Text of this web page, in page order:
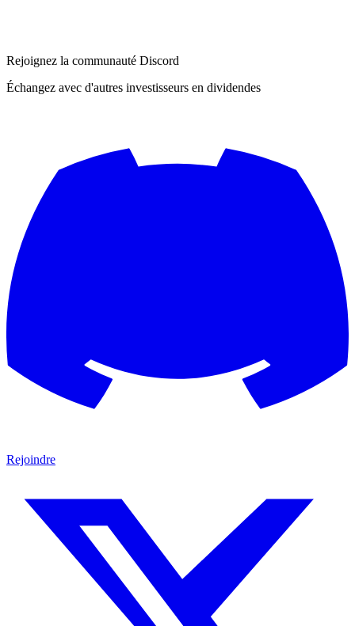
Rejoignez la communauté Discord
Échangez avec d'autres investisseurs en dividendes
Rejoindre